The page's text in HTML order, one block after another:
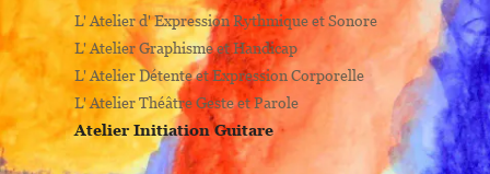
L' Atelier d' Expression Rythmique et Sonore
L' Atelier Graphisme et Handicap
L' Atelier Détente et Expression Corporelle
L' Atelier Théâtre Geste et Parole
Atelier Initiation Guitare